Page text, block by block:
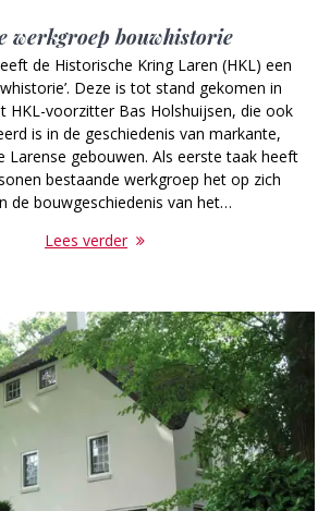
werkgroep bouwhistorie
de Historische Kring Laren (HKL) een
Deze is tot stand gekomen in
HKL-voorzitter Bas Holshuijsen, die ook
is in de geschiedenis van markante,
Larense gebouwen. Als eerste taak heeft
bestaande werkgroep het op zich
de bouwgeschiedenis van het…
Lees verder